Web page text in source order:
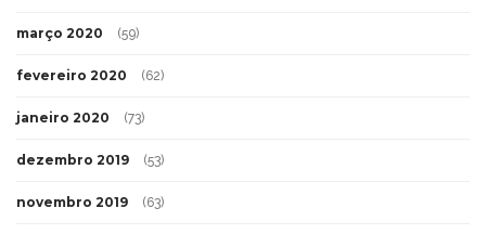
março 2020 (59)
fevereiro 2020 (62)
janeiro 2020 (73)
dezembro 2019 (53)
novembro 2019 (63)